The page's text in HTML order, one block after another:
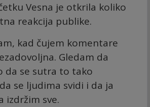
Vesna je otkrila koliko
reakcija publike.
kad čujem komentare
Gledam da
da se sutra to tako
se ljudima svidi i da ja
izdržim sve.